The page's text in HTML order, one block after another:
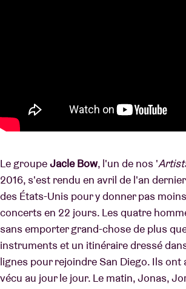
Le groupeJacle Bow, l'un de nos '
2016, s'est rendu en avril de l'an
des États-Unis pour y donner pas
concerts en 22 jours. Les quatre
sans emporter grand-chose de plus
instruments et un itinéraire dressé
lignes pour rejoindre San Diego. Ils ont
vécu au jour le jour. Le matin, Jonas,